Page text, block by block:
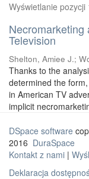
Wyświetlanie pozycji
Television
Shelton, Amiee J.;
Thanks to the
determined the
in American TV
implicit
DSpace software
2016 DuraSpace
Kontakt z nami |
Deklaracja